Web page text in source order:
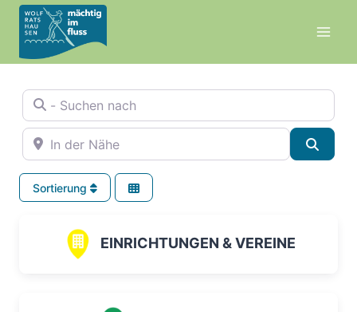
Zum
Inhalt
springen
- Suchen nach
In der Nähe
Sortierung
EINRICHTUNGEN & VEREINE